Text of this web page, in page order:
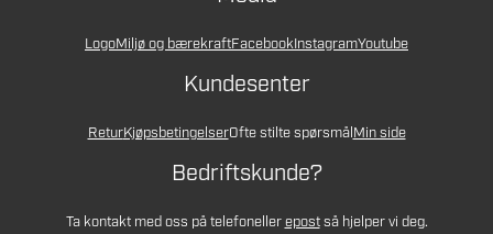
LogoMiljø og bærekraftFacebookInstagramYoutube
Kundesenter
ReturKjøpsbetingelserOfte stilte spørsmålMin side
Bedriftskunde?
Ta kontakt med oss på telefonellerepostså hjelper vi deg.